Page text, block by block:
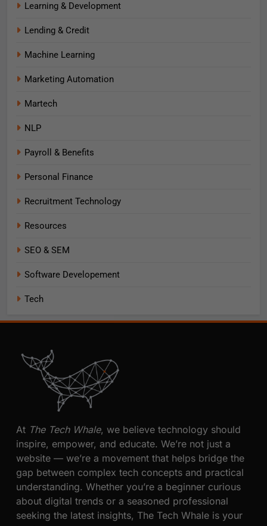
Learning & Development
Lending & Credit
Machine Learning
Marketing Automation
Martech
NLP
Payroll & Benefits
Personal Finance
Recruitment Technology
Resources
SEO & SEM
Software Developement
Tech
At The Tech Whale, we believe technology should
inspire, empower, and educate. We’re not just a
website — we’re a movement that helps bridge the
gap between complex tech concepts and practical
understanding. Whether you’re a beginner curious
about digital trends or a seasoned professional
seeking the latest insights, The Tech Whale is your